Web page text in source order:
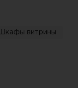
Шкафы витрины